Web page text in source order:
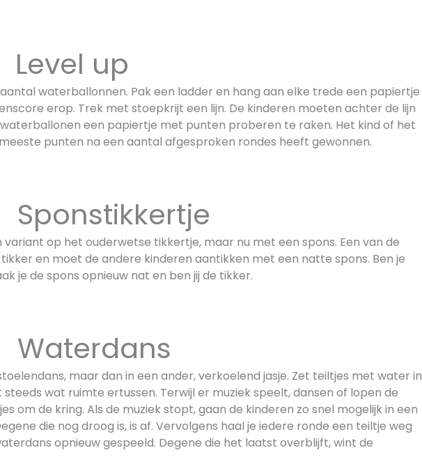
up
waterballonnen. Pak een ladder en hang aan elke trede een papiertje
erop. Trek met stoepkrijt een lijn. De kinderen moeten achter de lijn
een papiertje met punten proberen te raken. Het kind of het
punten na een aantal afgesproken rondes heeft gewonnen.
op het ouderwetse tikkertje, maar nu met een spons. Een van de
en moet de andere kinderen aantikken met een natte spons. Ben je
je de spons opnieuw nat en ben jij de tikker.
maar dan in een ander, verkoelend jasje. Zet teiltjes met water in
steeds wat ruimte ertussen. Terwijl er muziek speelt, dansen of lopen de
om de kring. Als de muziek stopt, gaan de kinderen zo snel mogelijk in een
die nog droog is, is af. Vervolgens haal je iedere ronde een teiltje weg
opnieuw gespeeld. Degene die het laatst overblijft, wint de